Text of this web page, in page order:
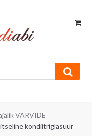
VÄRVIDE
kondiitriglasuur